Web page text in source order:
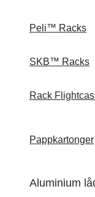
Peli™ Racks
SKB™ Racks
Rack
Pappkartonger
Aluminium